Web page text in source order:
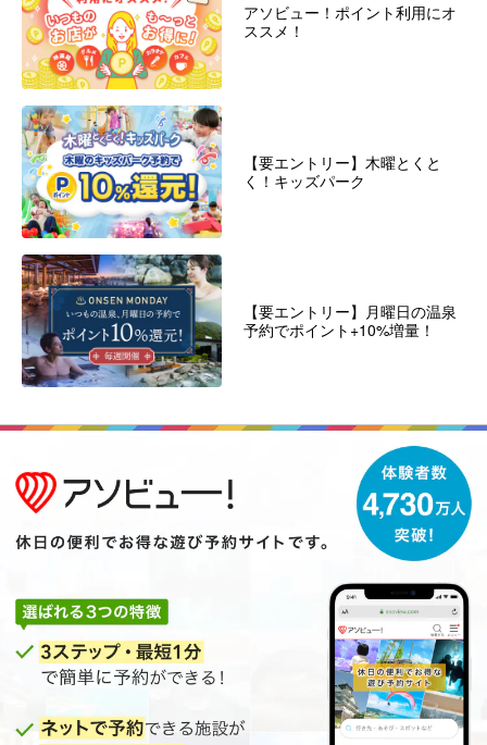
アソビュー！ポイント利用にオ
ススメ！
【要エントリー】木曜とくと
く！キッズパーク
【要エントリー】月曜日の温泉
予約でポイント+10%増量！